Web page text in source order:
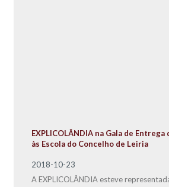
EXPLICOLÂNDIA na Gala de Entrega
às Escola do Concelho de Leiria
2018-10-23
A EXPLICOLÂNDIA esteve